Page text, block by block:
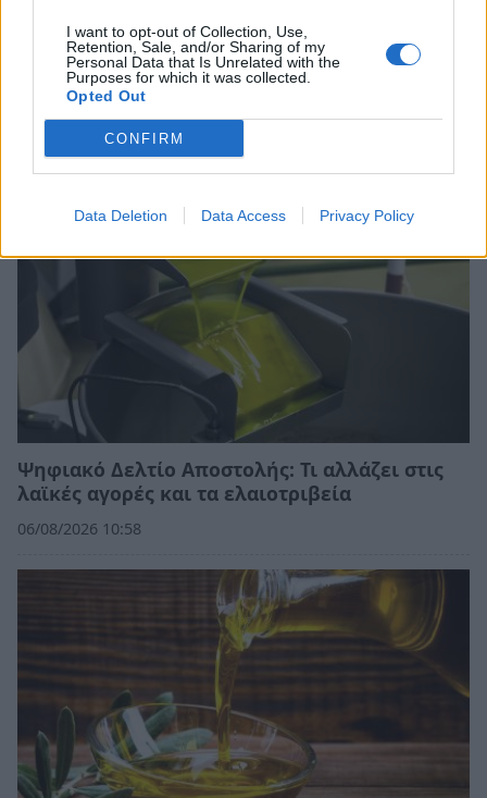
I want to opt-out of Collection, Use,
Retention, Sale, and/or Sharing of my
Personal Data that Is Unrelated with the
Purposes for which it was collected.
Opted Out
CONFIRM
Data Deletion Data Access Privacy Policy
Σχέδια Βελτίωσης: Υπεγράφη η Κοινή
Απόφαση με δημόσια δαπάνη 263,5 εκατ.
ευρώ
08/08/2026 11:09
Ψηφιακό Δελτίο Αποστολής: Τι αλλάζει στις
λαϊκές αγορές και τα ελαιοτριβεία
06/08/2026 10:58